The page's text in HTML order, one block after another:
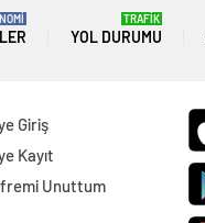
YOL DURUMU
TRAFİK
Giriş
Kayıt
Unuttum